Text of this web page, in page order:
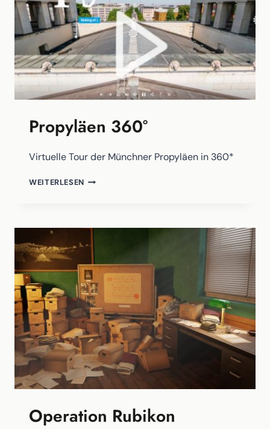
Propyläen 360°
Virtuelle Tour der Münchner Propyläen in 360*
WEITERLESEN PROPYLÄEN
Operation Rubikon